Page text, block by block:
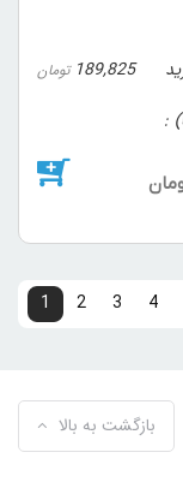
189,825 تومان
1 2 3
4
بازگشت به بالا